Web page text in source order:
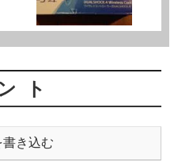
ト
書き込む